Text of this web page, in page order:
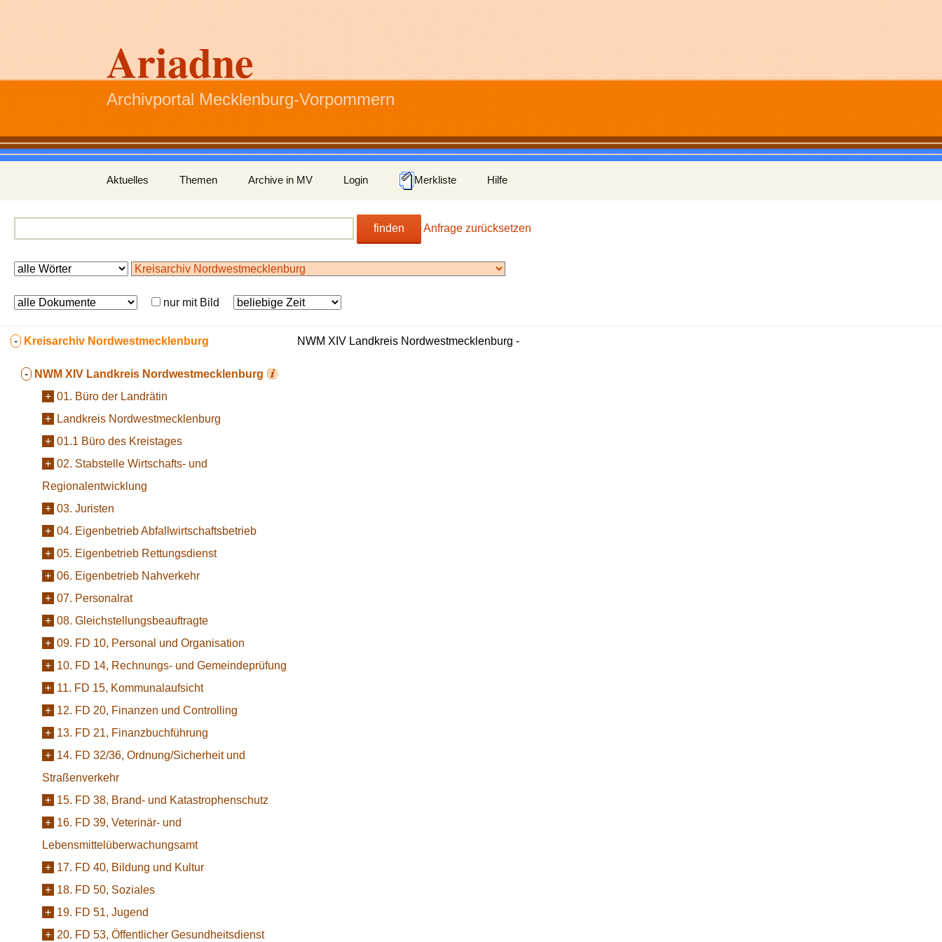
Ariadne
Archivportal Mecklenburg-Vorpommern
Inhalt
springen
Aktuelles Themen Archive in MV Login Merkliste Hilfe
finden Anfrage zurücksetzen
nur mit Bild
- Kreisarchiv Nordwestmecklenburg
- NWM XIV Landkreis Nordwestmecklenburg
+ 01. Büro der Landrätin
+
Landkreis Nordwestmecklenburg
+ 01.1 Büro des Kreistages
+ 02. Stabstelle Wirtschafts- und
Regionalentwicklung
+ 03. Juristen
+ 04. Eigenbetrieb Abfallwirtschaftsbetrieb
+ 05. Eigenbetrieb Rettungsdienst
+ 06. Eigenbetrieb Nahverkehr
+ 07. Personalrat
+ 08. Gleichstellungsbeauftragte
+ 09. FD 10, Personal und Organisation
+ 10. FD 14, Rechnungs- und Gemeindeprüfung
+ 11. FD 15, Kommunalaufsicht
+ 12. FD 20, Finanzen und Controlling
+ 13. FD 21, Finanzbuchführung
+ 14. FD 32/36, Ordnung/Sicherheit und
Straßenverkehr
+ 15. FD 38, Brand- und Katastrophenschutz
+ 16. FD 39, Veterinär- und
Lebensmittelüberwachungsamt
+ 17. FD 40, Bildung und Kultur
+ 18. FD 50, Soziales
+ 19. FD 51, Jugend
+ 20. FD 53, Öffentlicher Gesundheitsdienst
NWM XIV Landkreis Nordwestmecklenburg -